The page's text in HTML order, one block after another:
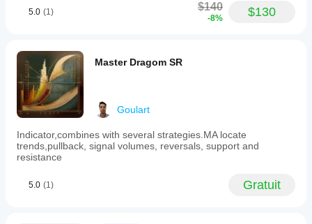
5.0 (1) $140
-8% $130
Master Dragom SR
Goulart
Indicator,combines with several strategies.MA locate
trends,pullback, signal volumes, reversals, support and
resistance
5.0 (1) Gratuit